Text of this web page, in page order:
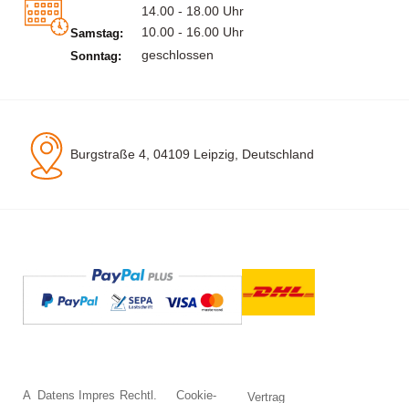
14.00 - 18.00 Uhr
Samstag: 10.00 - 16.00 Uhr
Sonntag: geschlossen
Burgstraße 4, 04109 Leipzig, Deutschland
A Datens Impres Rechtl. Cookie- Vertrag